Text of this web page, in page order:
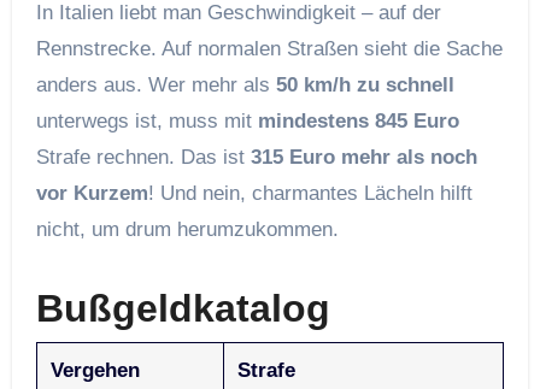
In Italien liebt man Geschwindigkeit – auf der
Rennstrecke. Auf normalen Straßen sieht die Sache
anders aus. Wer mehr als 50 km/h zu schnell
unterwegs ist, muss mit mindestens 845 Euro
Strafe rechnen. Das ist 315 Euro mehr als noch
vor Kurzem! Und nein, charmantes Lächeln hilft
nicht, um drum herumzukommen.
Bußgeldkatalog
Vergehen Strafe